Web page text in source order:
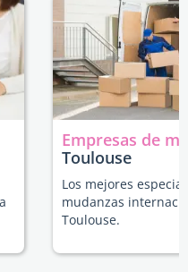
Empresas de
Toulouse
Los mejores
mudanzas
Toulouse.